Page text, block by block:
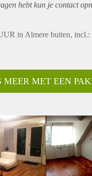
hebt kun je contact
in Almere buiten, incl.:
t.o.v. winkels, zoals o.a.
op loopafstand.
MEER MET EEN